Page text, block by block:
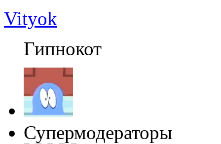
Vityok
Гипнокот
Супермодераторы